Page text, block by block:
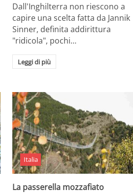
Dall'Inghilterra non riescono a
capire una scelta fatta da Jannik
Sinner, definita addirittura
"ridicola", pochi…
Leggi di più
Italia
La passerella mozzafiato